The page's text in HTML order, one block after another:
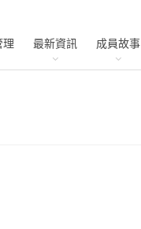
理 最新資訊 成員故事